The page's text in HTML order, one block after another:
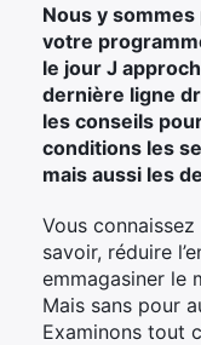
Nous y
votre
le jour J
dernière ligne
les conseils
conditions les
mais aussi les
Vous connaissez
savoir, réduire
emmagasiner le
Mais sans pour
Examinons tout